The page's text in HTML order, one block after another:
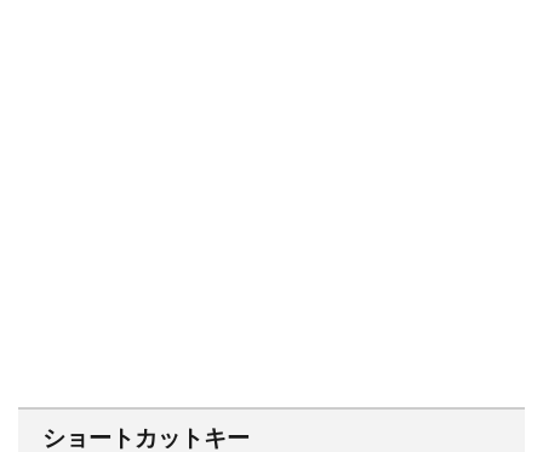
ショートカットキー